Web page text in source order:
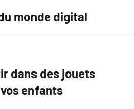
monde digital
dans des jouets
enfants